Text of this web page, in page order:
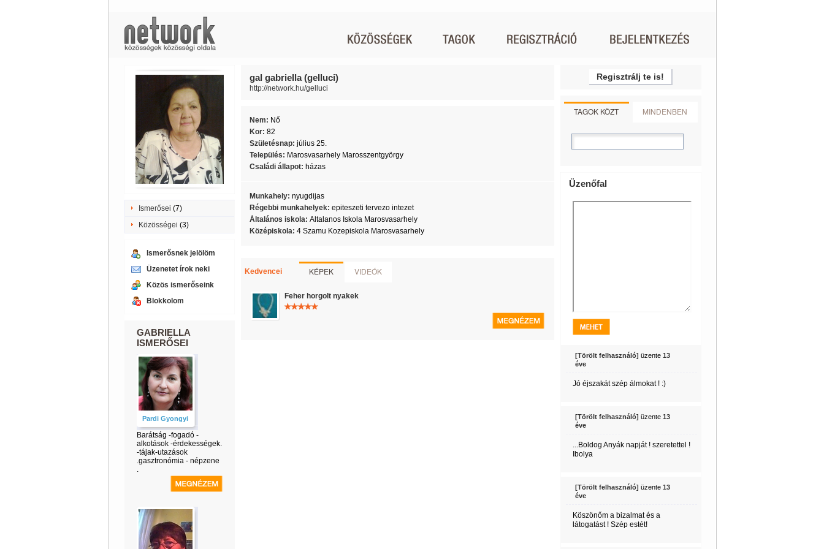
Ismerősei (7)
Közösségei (3)
Ismerősnek jelölöm
Üzenetet írok neki
Közös ismerőseink
Blokkolom
GABRIELLA
ISMERŐSEI
Pardi Gyongyi
Barátság -fogadó -
alkotások -érdekességek.
-tájak-utazások
.gasztronómia - népzene
.
gal gabriella (gelluci)
http://network.hu/gelluci
Nem: Nő
Kor: 82
Születésnap: július 25.
Település: Marosvasarhely Marosszentgyörgy
Családi állapot: házas
Munkahely: nyugdijas
Régebbi munkahelyek: epiteszeti tervezo intezet
Általános iskola: Altalanos Iskola Marosvasarhely
Középiskola: 4 Szamu Kozepiskola Marosvasarhely
Kedvencei KÉPEK VIDEÓK
Feher horgolt nyakek
Regisztrálj te is!
TAGOK KÖZT MINDENBEN
Üzenőfal
[Törölt felhasználó] üzente 13
éve
Jó éjszakát szép álmokat ! :)
[Törölt felhasználó] üzente 13
éve
...Boldog Anyák napját ! szeretettel !
Ibolya
[Törölt felhasználó] üzente 13
éve
Köszönőm a bizalmat és a
látogatást ! Szép estét!